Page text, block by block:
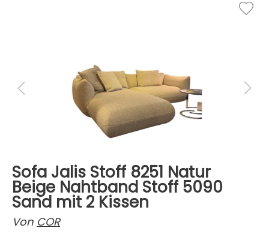
Sofa Jalis Stoff 8251 Natur
Beige Nahtband Stoff 5090
Sand mit 2 Kissen
Von COR